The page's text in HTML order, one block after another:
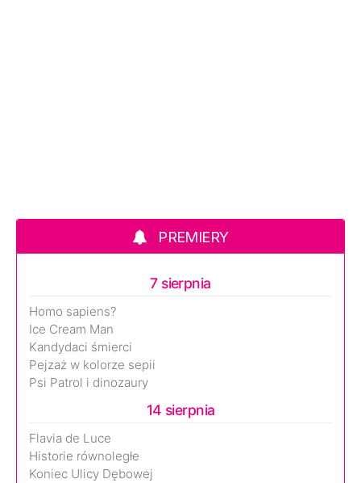
PREMIERY
7 sierpnia
Homo sapiens?
Ice Cream Man
Kandydaci śmierci
Pejzaż w kolorze sepii
Psi Patrol i dinozaury
14 sierpnia
Flavia de Luce
Historie równoległe
Koniec Ulicy Dębowej